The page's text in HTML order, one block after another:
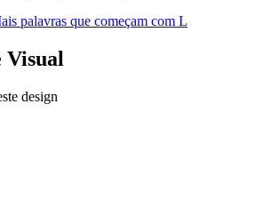
palavras que começam com L
Visual
design